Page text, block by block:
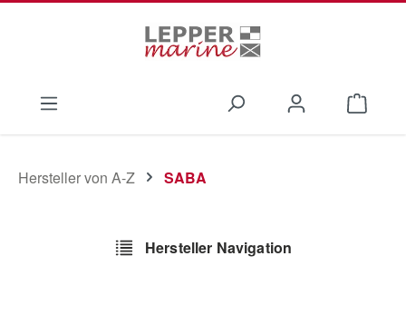
Hersteller von A-Z SABA
Hersteller Navigation